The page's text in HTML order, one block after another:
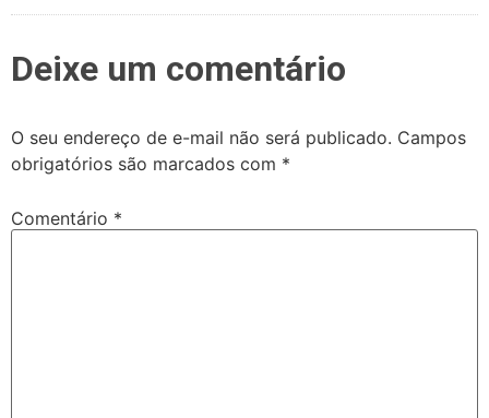
Deixe um comentário
O seu endereço de e-mail não será publicado. Campos
obrigatórios são marcados com *
Comentário *